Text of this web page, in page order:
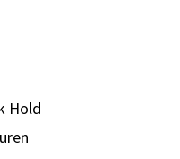
Hold